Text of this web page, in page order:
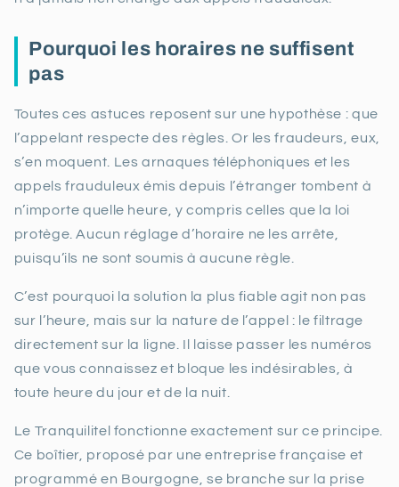
Pourquoi les horaires ne suffisent
pas
Toutes ces astuces reposent sur une hypothèse : que
l’appelant respecte des règles. Or les fraudeurs, eux,
s’en moquent. Les arnaques téléphoniques et les
appels frauduleux émis depuis l’étranger tombent à
n’importe quelle heure, y compris celles que la loi
protège. Aucun réglage d’horaire ne les arrête,
puisqu’ils ne sont soumis à aucune règle.
C’est pourquoi la solution la plus fiable agit non pas
sur l’heure, mais sur la nature de l’appel : le filtrage
directement sur la ligne. Il laisse passer les numéros
que vous connaissez et bloque les indésirables, à
toute heure du jour et de la nuit.
Le Tranquilitel fonctionne exactement sur ce principe.
Ce boîtier, proposé par une entreprise française et
programmé en Bourgogne, se branche sur la prise